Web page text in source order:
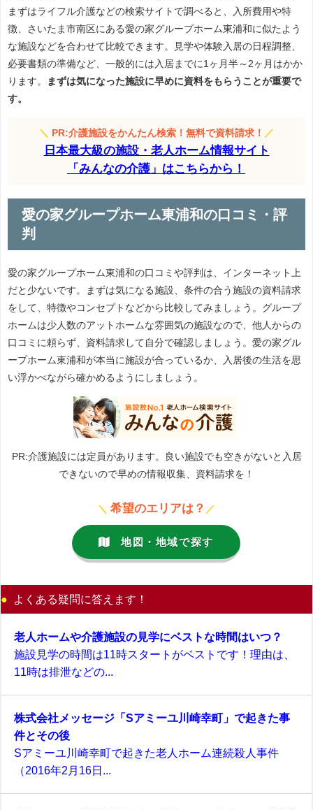
まずはライフル介護などの検索サイトで調べると、入所費用や特
徴、さいたま市南区にある愛の家グループホーム東浦和に似たよう
な施設などを合わせて比較できます。見学や体験入居の日程調整、
必要書類の準備など、一般的には入居までに1ヶ月半～2ヶ月はかか
ります。
まずは気になった施設に早めに資料をもらうことが重要で
す。
＼ PR:介護施設をかんたん検索！無料で資料請求！ ／
日本最大級の施設・老人ホーム情報サイト
「みんなの介護」はこちらから！
愛の家グループホーム東浦和の口コミ・評
判
愛の家グループホーム東浦和の口コミや評判は、インターネット上
だと少ないです。まずは気になる施設、条件の合う施設の資料請求
をして、特徴やコンセプトなどから比較してみましょう。グループ
ホームは少人数のアットホームな雰囲気の施設なので、他人からの
口コミに頼らず、資料請求して自分で確認しましょう。愛の家グル
ープホーム東浦和が本当に施設が合っているか、入居後の生活を思
い浮かべながら確かめるようにしましょう。
PR:介護施設には定員があります。良い施設でも空きがないと入居
できないので早めの情報収集、資料請求を！
＼ 希望のエリアは？ ／
地図・地域で探す
よくある疑問に答えます！
老人ホームや介護施設の見学にベストな時間はいつ？
施設見学の時間は11時スタートがベストです！理由は、
11時は排泄などの...
株式会社メッセージ「Sアミーユ川崎幸町」で起きた事
件とその後
Sアミーユ川崎幸町で起きた老人ホーム連続殺人事件
（2016年2月16日...